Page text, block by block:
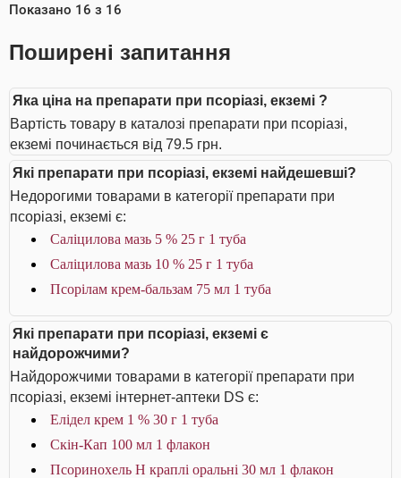
Показано 16 з 16
Поширені запитання
Яка ціна на препарати при псоріазі, екземі ?
Вартість товару в каталозі препарати при псоріазі,
екземі починається від 79.5 грн.
Які препарати при псоріазі, екземі найдешевші?
Недорогими товарами в категорії препарати при
псоріазі, екземі є:
Саліцилова мазь 5 % 25 г 1 туба
Саліцилова мазь 10 % 25 г 1 туба
Псорілам крем-бальзам 75 мл 1 туба
Які препарати при псоріазі, екземі є
найдорожчими?
Найдорожчими товарами в категорії препарати при
псоріазі, екземі інтернет-аптеки DS є:
Елідел крем 1 % 30 г 1 туба
Скін-Кап 100 мл 1 флакон
Псоринохель Н краплі оральні 30 мл 1 флакон